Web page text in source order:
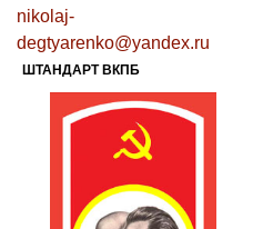
nikolaj-
degtyarenko@yandex.ru
ШТАНДАРТ ВКПБ